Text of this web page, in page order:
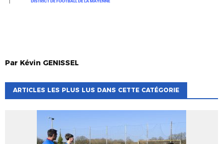
Par Kévin GENISSEL
ARTICLES LES PLUS LUS DANS CETTE CATÉGORIE